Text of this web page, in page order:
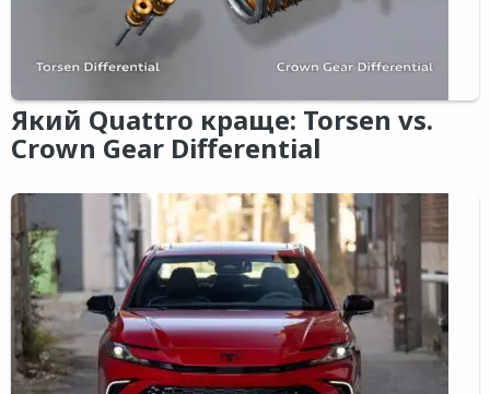
Який Quattro краще: Torsen vs.
Crown Gear Differential